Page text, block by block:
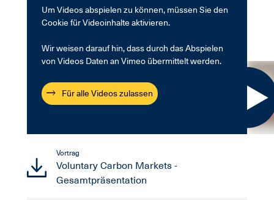
Um Videos abspielen zu können, müssen Sie den
Cookie für Videoinhalte aktivieren.
Wir weisen darauf hin, dass durch das Abspielen
von Videos Daten an Vimeo übermittelt werden.
Für alle Videos zulassen
Vortrag
Voluntary Carbon Markets -
Gesamtpräsentation